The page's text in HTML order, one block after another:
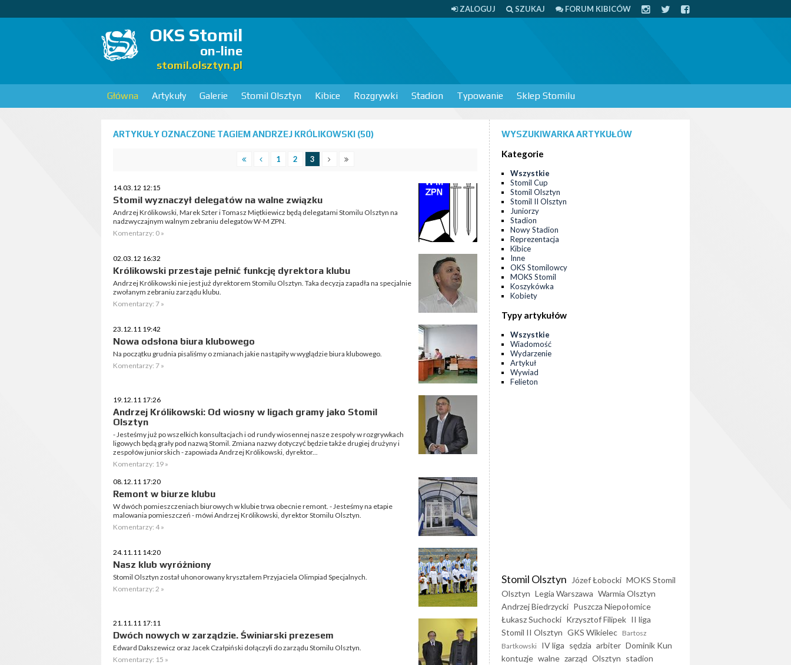
ZALOGUJ SZUKAJ FORUM KIBICÓW
OKS Stomil
on-line
stomil.olsztyn.pl
Główna Artykuły Galerie Stomil Olsztyn Kibice Rozgrywki Stadion Typowanie Sklep Stomilu
ARTYKUŁY OZNACZONE TAGIEM ANDRZEJ KRÓLIKOWSKI (50)
1 2 3
14.03.12 12:15
Stomil wyznaczył delegatów na walne związku
Andrzej Królikowski, Marek Szter i Tomasz Miętkiewicz będą delegatami Stomilu Olsztyn na
nadzwyczajnym walnym zebraniu delegatów W-M ZPN.
Komentarzy: 0 »
02.03.12 16:32
Królikowski przestaje pełnić funkcję dyrektora klubu
Andrzej Królikowski nie jest już dyrektorem Stomilu Olsztyn. Taka decyzja zapadła na specjalnie
zwołanym zebraniu zarządu klubu.
Komentarzy: 7 »
23.12.11 19:42
Nowa odsłona biura klubowego
Na początku grudnia pisaliśmy o zmianach jakie nastąpiły w wyglądzie biura klubowego.
Komentarzy: 7 »
19.12.11 17:26
Andrzej Królikowski: Od wiosny w ligach gramy jako Stomil
Olsztyn
- Jesteśmy już po wszelkich konsultacjach i od rundy wiosennej nasze zespoły w rozgrywkach
ligowych będą grały pod nazwą Stomil. Zmiana nazwy dotyczyć będzie także drugiej drużyny i
zespołów juniorskich - zapowiada Andrzej Królikowski, dyrektor...
Komentarzy: 19 »
08.12.11 17:20
Remont w biurze klubu
W dwóch pomieszczeniach biurowych w klubie trwa obecnie remont. - Jesteśmy na etapie
malowania pomieszczeń - mówi Andrzej Królikowski, dyrektor Stomilu Olsztyn.
Komentarzy: 4 »
24.11.11 14:20
Nasz klub wyróżniony
Stomil Olsztyn został uhonorowany kryształem Przyjaciela Olimpiad Specjalnych.
Komentarzy: 2 »
21.11.11 17:11
Dwóch nowych w zarządzie. Świniarski prezesem
Edward Dakszewicz oraz Jacek Czałpiński dołączyli do zarządu Stomilu Olsztyn.
Komentarzy: 15 »
WYSZUKIWARKA ARTYKUŁÓW
Kategorie
Wszystkie
Stomil Cup
Stomil Olsztyn
Stomil II Olsztyn
Juniorzy
Stadion
Nowy Stadion
Reprezentacja
Kibice
Inne
OKS Stomilowcy
MOKS Stomil
Koszykówka
Kobiety
Typy artykułów
Wszystkie
Wiadomość
Wydarzenie
Artykuł
Wywiad
Felieton
Stomil Olsztyn Józef Łobocki MOKS Stomil
Olsztyn Legia Warszawa Warmia Olsztyn
Andrzej Biedrzycki Puszcza Niepołomice
Łukasz Suchocki Krzysztof Filipek II liga
Stomil II Olsztyn GKS Wikielec Bartosz
Bartkowski IV liga sędzia arbiter Dominik Kun
kontuzje walne zarząd Olsztyn stadion